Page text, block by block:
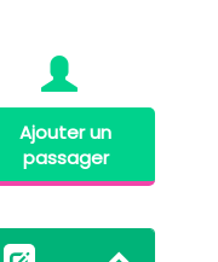
Ajouter un
passager